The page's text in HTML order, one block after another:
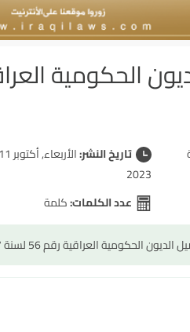
تاريخ النشر:
2023
عدد الكلمات:كلمة
الحكومية العراقية رقم 56 لسنة 1977 المعدل